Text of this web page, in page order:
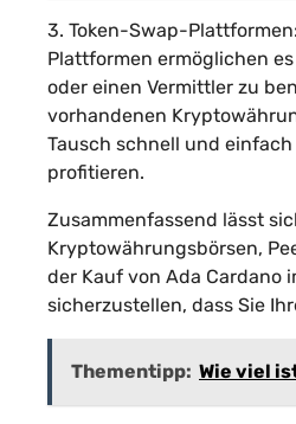
3. Token-Swap-
Plattformen ermöglichen
oder einen Vermittler zu
vorhandenen
Tausch schnell und
profitieren.
Zusammenfassend lässt
Kryptowährungsbörsen,
der Kauf von Ada Cardano
sicherzustellen, dass Sie
Thementipp: Wie viel